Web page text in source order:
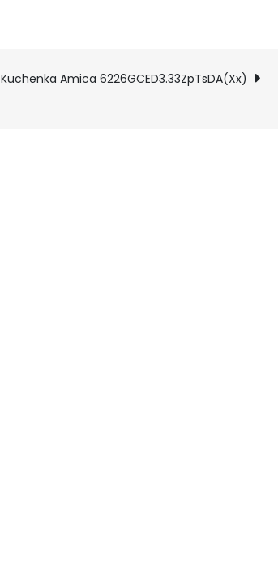
Kuchenka Amica 6226GCED3.33ZpTsDA(Xx)